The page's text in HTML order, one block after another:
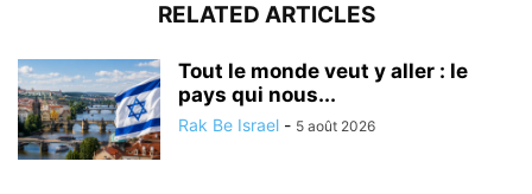
RELATED ARTICLES
Tout le monde veut y aller : le
pays qui nous...
Rak Be Israel - 5 août 2026